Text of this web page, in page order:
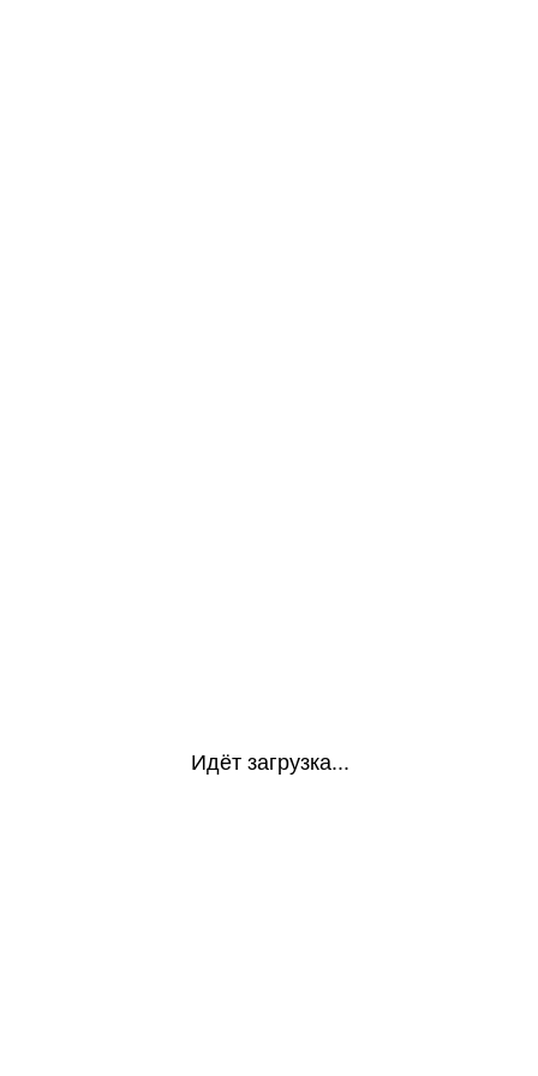
Идёт загрузка...